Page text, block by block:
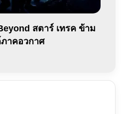
สตาร์ เทรค ข้าม
าคอวกาศ